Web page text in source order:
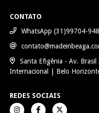
CONTATO
WhatsApp (31)99704-
Santa Efigênia - Av.
Internacional | Belo
REDES SOCIAIS